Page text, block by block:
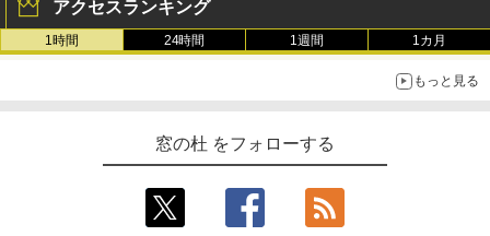
アクセスランキング
1時間 24時間 1週間 1カ月
もっと見る
窓の杜 をフォローする